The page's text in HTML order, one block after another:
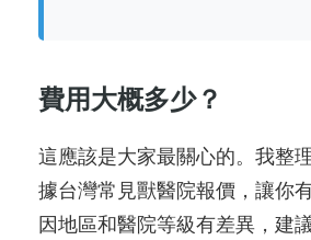
費用大概多少？
這應該是大家最關心的。我整
據台灣常見獸醫院報價，讓你
因地區和醫院等級有差異，建